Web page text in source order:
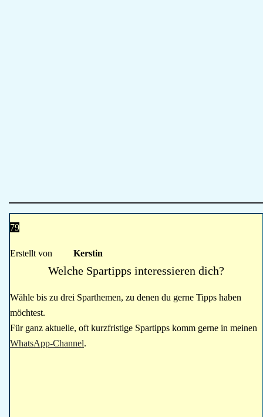
79
Erstellt von Kerstin
Welche Spartipps interessieren dich?
Wähle bis zu drei Sparthemen, zu denen du gerne Tipps haben
möchtest.
Für ganz aktuelle, oft kurzfristige Spartipps komm gerne in meinen
WhatsApp-Channel.